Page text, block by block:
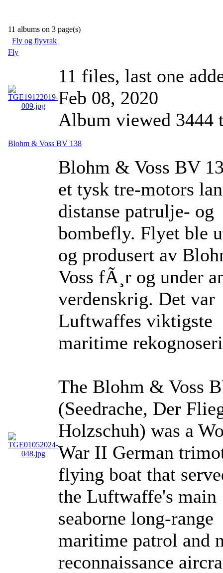
11 albums on 3 page(s)
Fly og flyvrak
Fly
11 files, last one
Feb 08, 2020
Album viewed 3444
Blohm & Voss BV 138
Blohm & Voss BV
et tysk tre-motors
distanse patrulje- og
bombefly. Flyet ble
og produsert av
Voss fÃ¸r og under
verdenskrig. Det var
Luftwaffes viktigste
maritime
The Blohm & Voss
(Seedrache, Der
Holzschuh) was a
War II German
flying boat that
the Luftwaffe's main
seaborne long-range
maritime patrol and
reconnaissance